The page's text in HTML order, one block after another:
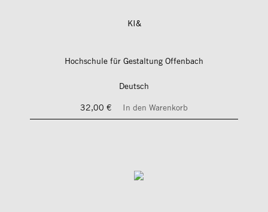
KI&
Hochschule für Gestaltung Offenbach
Deutsch
32,00 €
In den Warenkorb